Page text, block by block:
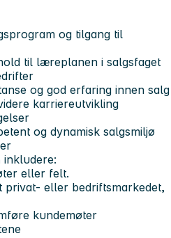
og tilgang til
til læreplanen i salgsfaget
og god erfaring innen salg
karriereutvikling
og dynamisk salgsmiljø
inkludere:
eller felt.
privat- eller bedriftsmarkedet,
kundemøter